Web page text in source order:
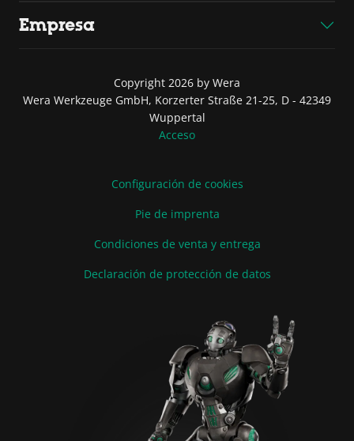
Empresa
Copyright 2026 by Wera
Wera Werkzeuge GmbH, Korzerter Straße 21-25, D - 42349
Wuppertal
Acceso
Configuración de cookies
Pie de imprenta
Condiciones de venta y entrega
Declaración de protección de datos